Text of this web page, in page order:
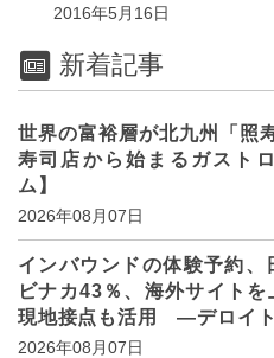
2016年5月16日
新着記事
世界の富裕層が北九州「照
寿司店から始まるガスト
ム】
2026年08月07日
インバウンドの体験予約、
ビナカ43％、海外サイト
現地接点も活用 ―デロイ
2026年08月07日